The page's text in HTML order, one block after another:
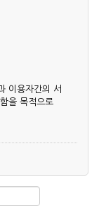
이용자간의 서
을 목적으로
라인 공사를
스 이용을 중
력 발생일 이